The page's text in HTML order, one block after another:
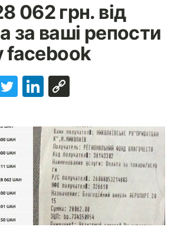
062 грн. від
за ваші репости
facebook